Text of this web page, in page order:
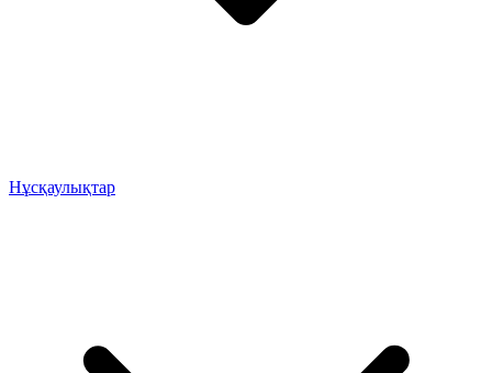
Нұсқаулықтар